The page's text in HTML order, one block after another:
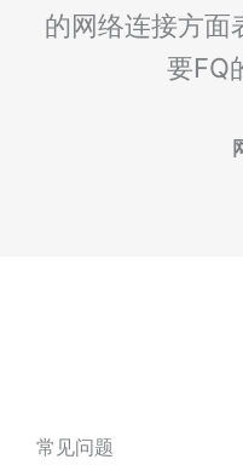
的网络连接方面
要FQ
常见问题